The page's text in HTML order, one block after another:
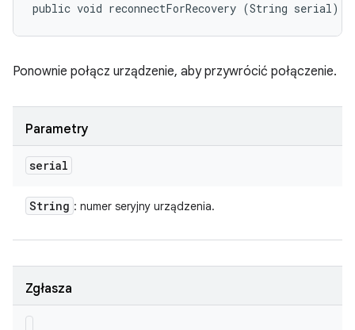
public void reconnectForRecovery (String serial)
Ponownie połącz urządzenie, aby przywrócić połączenie.
Parametry
serial
String : numer seryjny urządzenia.
Zgłasza